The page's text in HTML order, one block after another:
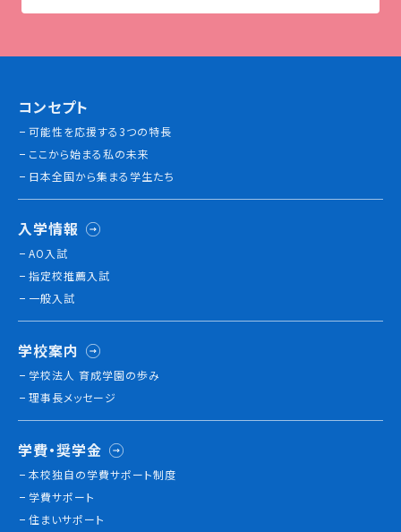
（調理&製菓）
資格・就職
資格について
就職について
活躍する卒業生
学校の特長
チャレンジプログラム
フォローアップレッスン
サマーチャレンジ実習
施設・設備紹介
先生紹介
キャンパスライフ
学生カフェ営業インフォメーション
コンセプト
可能性を応援する3つの特長
ここから始まる私の未来
日本全国から集まる学生たち
入学情報
AO入試
指定校推薦入試
一般入試
学校案内
学校法人 育成学園の歩み
理事長メッセージ
学費・奨学金
本校独⾃の学費サポート制度
学費サポート
住まいサポート